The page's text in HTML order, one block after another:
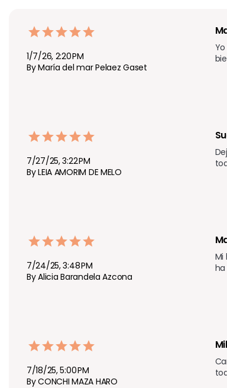
1/7/26, 2:20 PM
By María del mar Pelaez Gaset
7/27/25, 3:22 PM
By LEIA AMORIM DE MELO
7/24/25, 3:48 PM
By Alicia Barandela Azcona
Mi
7/18/25, 5:00 PM
By CONCHI MAZA HARO